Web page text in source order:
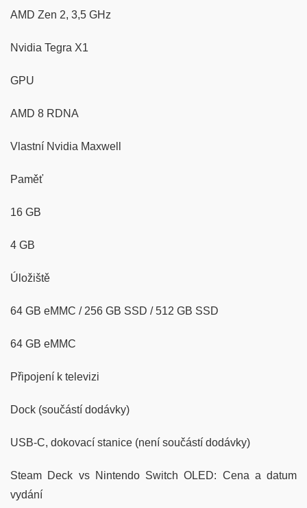
AMD Zen 2, 3,5 GHz
Nvidia Tegra X1
GPU
AMD 8 RDNA
Vlastní Nvidia Maxwell
Paměť
16 GB
4 GB
Úložiště
64 GB eMMC / 256 GB SSD / 512 GB SSD
64 GB eMMC
Připojení k televizi
Dock (součástí dodávky)
USB-C, dokovací stanice (není součástí dodávky)
Steam Deck vs Nintendo Switch OLED: Cena a datum
vydání